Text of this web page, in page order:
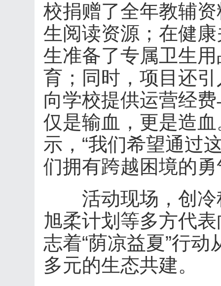
校捐赠了全年教辅
生阅读资源；在健
生准备了专属卫生
育；同时，项目还
向学校提供运营经
仅是输血，更是造
示，“我们希望通过
们拥有跨越困境的勇
活动现场，创冷
旭柔计划等多方代
志着“荫凉益夏”行
多元的生态共建。